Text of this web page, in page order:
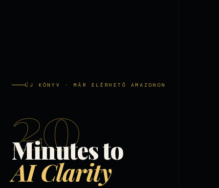
ÚJ KÖNYV · MÁR ELÉRHETŐ AMAZONON
20
Minutes to
AI Clarity